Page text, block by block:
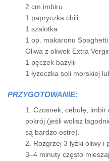
2 cm imbiru
1 papryczka chili
1 szalotka
1 op. makaronu
Oliwa z oliwek Extra
1 pęczek bazylii
1 łyżeczka soli morskiej
PRZYGOTOWANIE:
1. Czosnek, cebulę,
pokrój (jeśli wolisz
są bardzo ostre).
2. Rozgrzej 3 łyżki oliwy i
3–4 minuty często